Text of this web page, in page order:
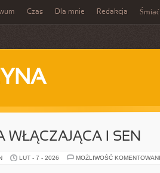
Czas Dla mnie Redakcja Śmiać
WŁĄCZAJĄCA I SEN
LUT - 7 - 2026 MOŻLIWOŚĆ